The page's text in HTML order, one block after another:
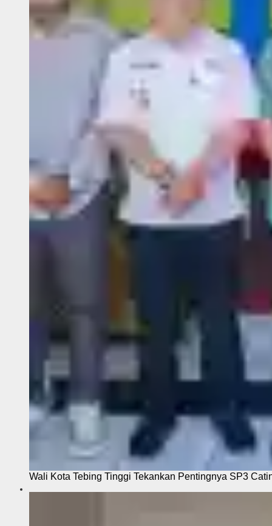
Wali Kota Tebing Tinggi Tekankan Pentingnya SP3